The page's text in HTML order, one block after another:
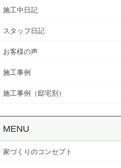
施工中日記
スタッフ日記
お客様の声
施工事例
施工事例（邸宅別）
MENU
家づくりのコンセプト